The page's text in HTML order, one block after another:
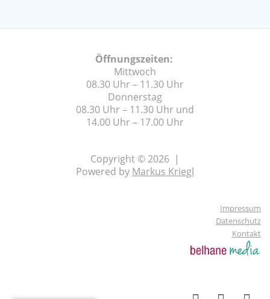
Öffnungszeiten:
Mittwoch
08.30 Uhr – 11.30 Uhr
Donnerstag
08.30 Uhr – 11.30 Uhr und
14.00 Uhr – 17.00 Uhr
Copyright © 2026 |
Powered by Markus Kriegl
Impressum
Datenschutz
Kontakt